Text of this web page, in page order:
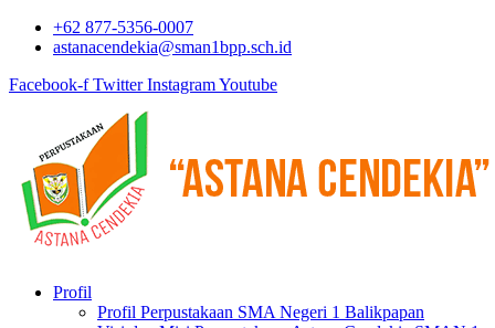
+62 877-5356-0007
astanacendekia@sman1bpp.sch.id
Facebook-f Twitter InstagramYoutube
Profil
Profil Perpustakaan SMA Negeri 1 Balikpapan